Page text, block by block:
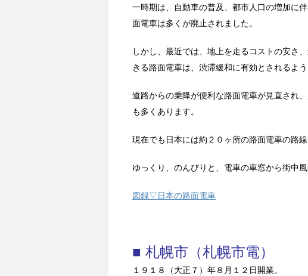
一時期は、自動車の普及、都市人口の増加に
面電車は多くが廃止されました。
しかし、最近では、地上を走るコストの安さ
きる路面電車は、渋滞緩和に有効とされるよう
道路からの乗降が便利な路面電車が見直され
も多くあります。
現在でも日本には約２０ヶ所の路面電車の路線
ゆっくり、のんびりと、電車の車窓から街中
図録▽日本の路面電車
■ 札幌市（札幌市電）
１９１８（大正７）年８月１２日開業。